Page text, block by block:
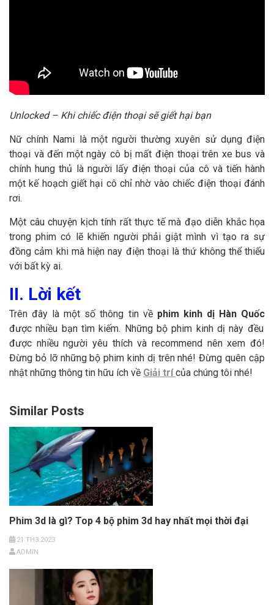
Unlocked – Khi chiếc điện thoại sẽ giết hại bạn
Nữ chính Nami là một người thường xuyên sử dụng điện
thoại và đến một ngày cô bị mất điện thoại trên xe bus và
chính hung thủ là người lấy điện thoại của cô và tiến hành
một kế hoạch giết hại cô chỉ nhờ vào chiếc điện thoại đánh
rơi.
Một câu chuyện kịch tính rất thực tế mà đạo diễn khắc họa
trong phim có lẽ khiến người phải giật mình vì tạo ra sự
đồng cảm khi mà hiện nay điện thoại là thứ không thể thiếu
với bất kỳ ai.
II. Lời kết
Trên đây là một số thông tin về phim kinh dị Hàn Quốc
được nhiều bạn tìm kiếm. Những bộ phim kinh dị này đều
được nhiều người yêu thích và recommend nên xem đó!
Đừng bỏ lỡ những bộ phim kinh dị trên nhé! Đừng quên cập
nhật những thông tin hữu ích về Giải trícủa chúng tôi nhé!
Similar Posts
Phim 3d là gì? Top 4 bộ phim 3d hay nhất mọi thời đại
21 TH3 2023
ADMIN